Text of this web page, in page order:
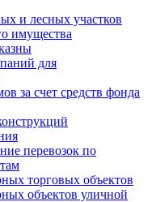
и лесных участков
имущества
для
за счет средств фонда
перевозок по
торговых объектов
объектов уличной